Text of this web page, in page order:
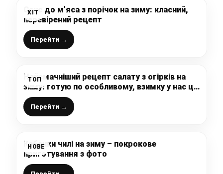
ХІТ
Соус до м’яса з порічок на зиму: класний,
перевірений рецепт
Перейти →
ТОП
Найсмачніший рецепт салату з огірків на
зиму: готую по особливому, взимку у нас ці
банки першими закінчуються
Перейти →
НОВЕ
Кабачки чилі на зиму – покрокове
приготування з фото